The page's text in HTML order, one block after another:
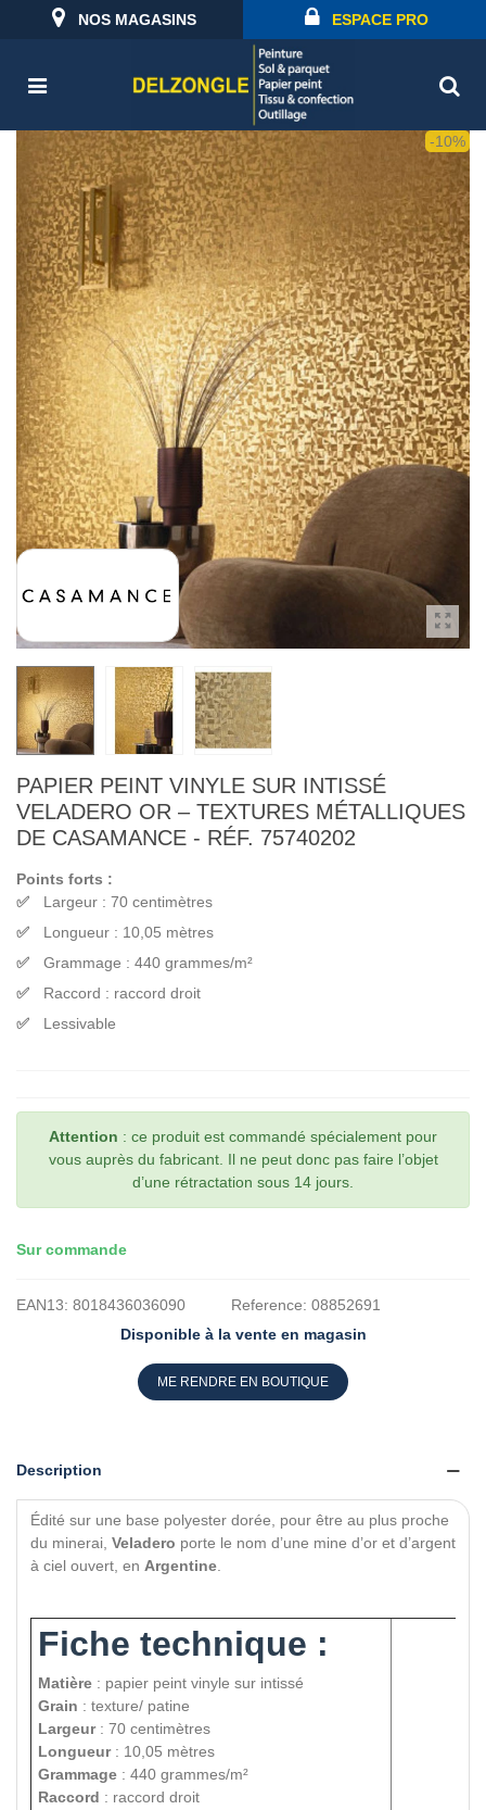
NOS MAGASINS ESPACE PRO
-10%
PAPIER PEINT VINYLE SUR INTISSÉ
VELADERO OR – TEXTURES MÉTALLIQUES
DE CASAMANCE - RÉF. 75740202
Points forts :
Largeur : 70 centimètres
Longueur : 10,05 mètres
Grammage : 440 grammes/m²
Raccord : raccord droit
Lessivable
Attention : ce produit est commandé spécialement pour
vous auprès du fabricant. Il ne peut donc pas faire l’objet
d’une rétractation sous 14 jours.
Sur commande
EAN13: 8018436036090 Reference: 08852691
Disponible à la vente en magasin
ME RENDRE EN BOUTIQUE
Description
Édité sur une base polyester dorée, pour être au plus proche
du minerai, Veladero porte le nom d’une mine d’or et d’argent
à ciel ouvert, en Argentine.
Fiche technique :
Matière : papier peint vinyle sur intissé
Grain : texture/ patine
Largeur: 70 centimètres
Longueur: 10,05 mètres
Grammage : 440 grammes/m²
Raccord : raccord droit